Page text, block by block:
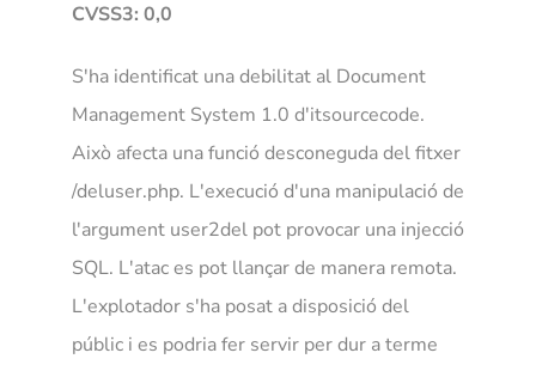
CVSS3: 0,0
S'ha identificat una debilitat al Document
Management System 1.0 d'itsourcecode.
Això afecta una funció desconeguda del fitxer
/deluser.php. L'execució d'una manipulació de
l'argument user2del pot provocar una injecció
SQL. L'atac es pot llançar de manera remota.
L'explotador s'ha posat a disposició del
públic i es podria fer servir per dur a terme